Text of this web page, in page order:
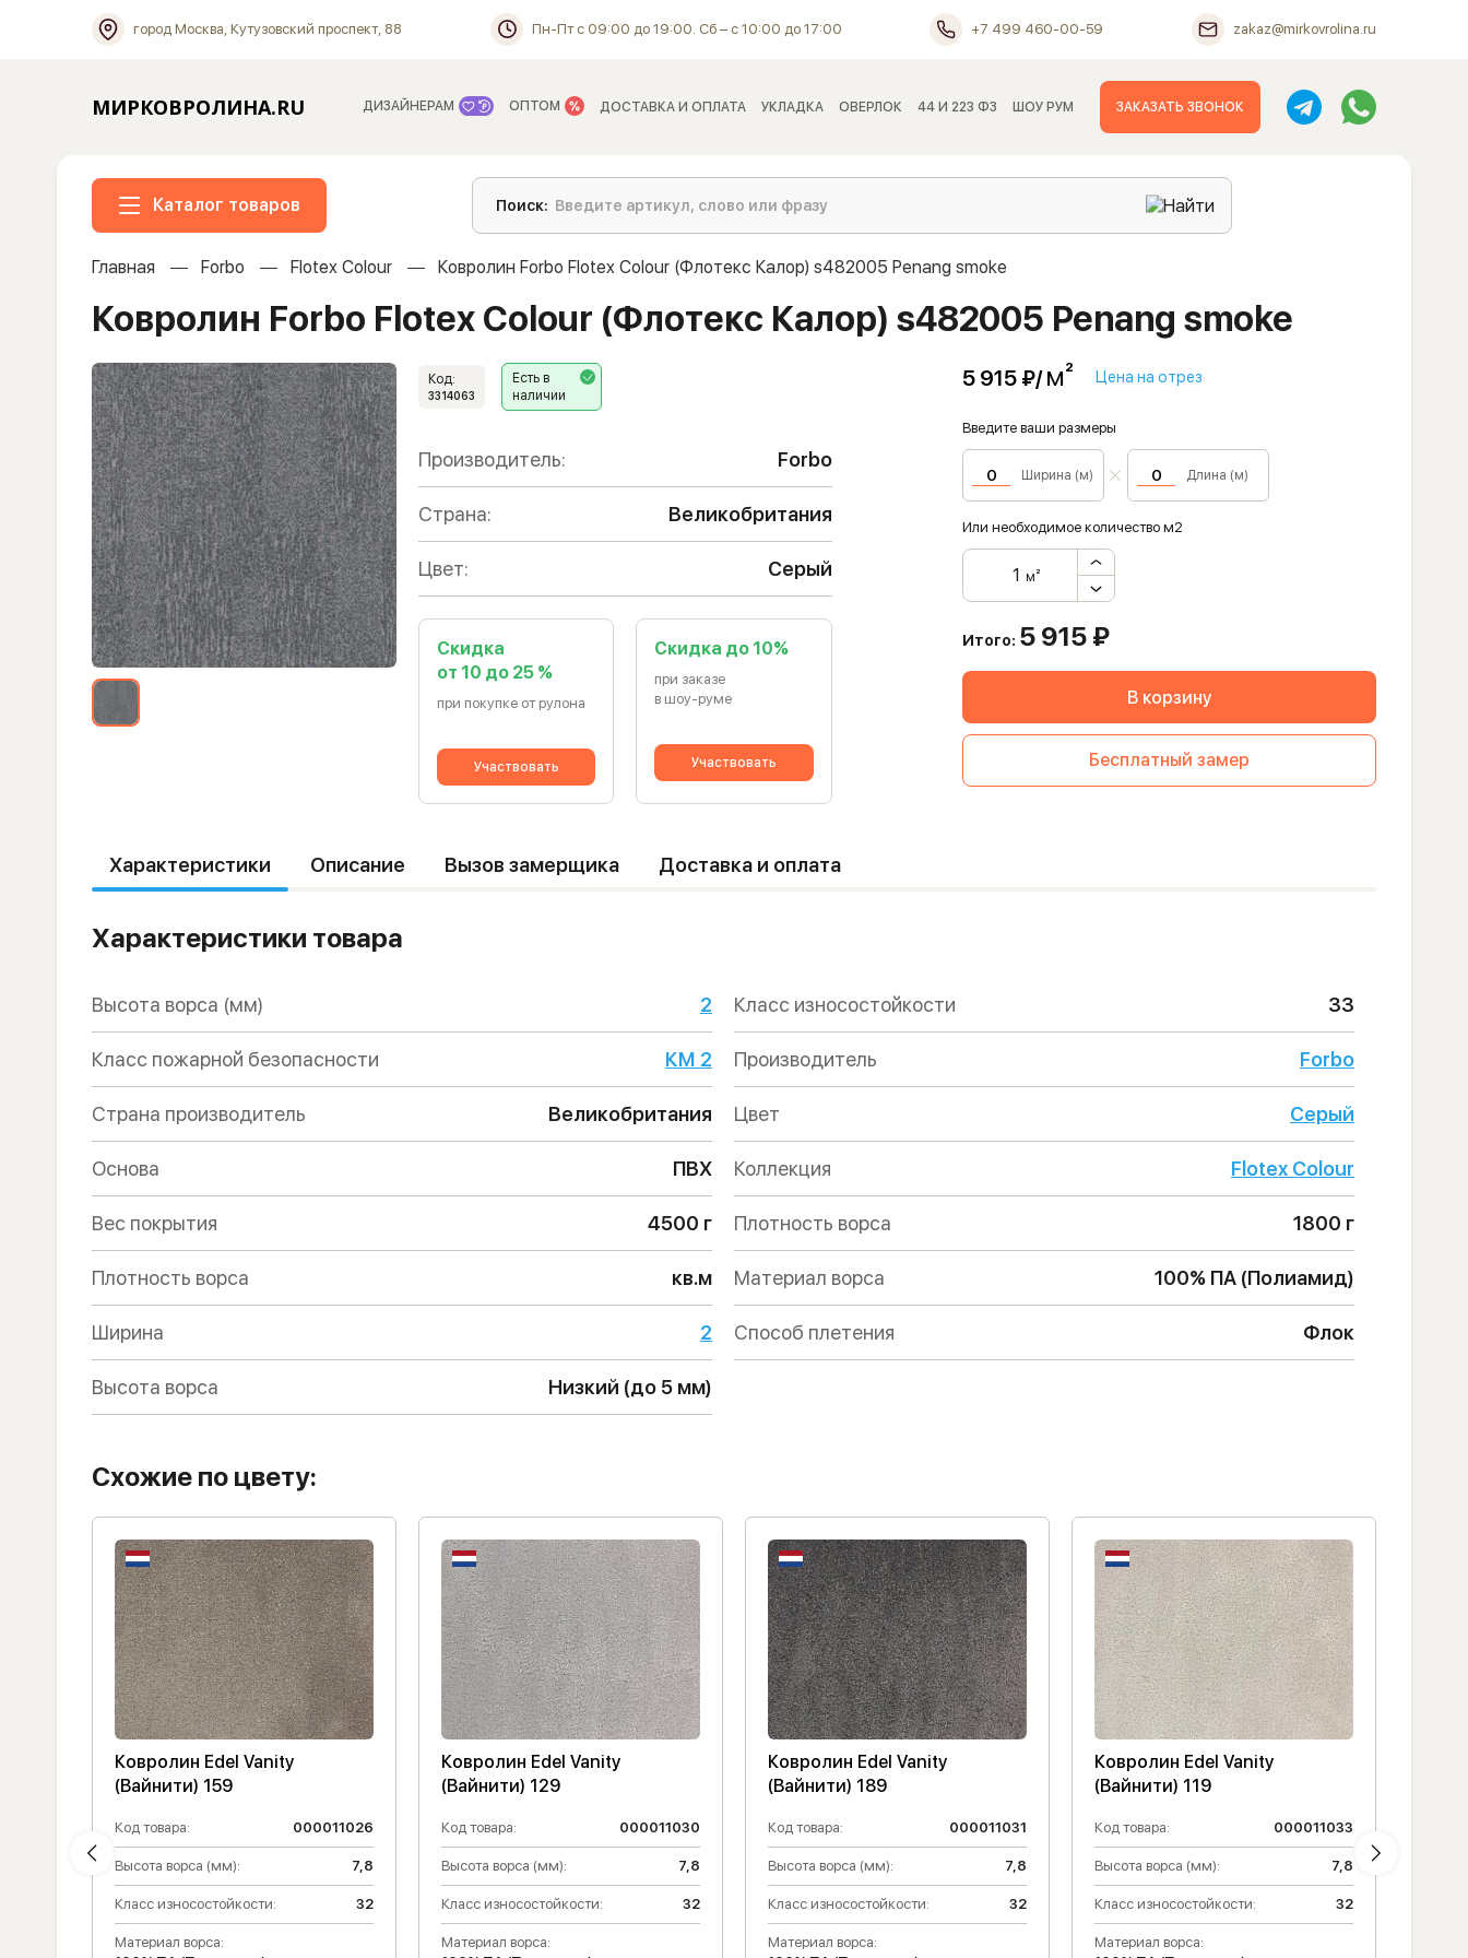
город Москва, Кутузовский проспект, 88 Пн-Пт с 09:00 до 19:00. Сб – с 10:00 до 17:00 +7 499 460-00-59 zakaz@mirkovrolina.ru
МИРКОВРОЛИНА.RU ДИЗАЙНЕРАМ ОПТОМ ДОСТАВКА И ОПЛАТА УКЛАДКА ОВЕРЛОК 44 И 223 ФЗ ШОУ РУМ ЗАКАЗАТЬ ЗВОНОК
Каталог товаров
Главная Forbo Flotex Colour Ковролин Forbo Flotex Colour (Флотекс Калор) s482005 Penang smoke
Ковролин Forbo Flotex Colour (Флотекс Калор) s482005 Penang smoke
Код:
3314063
Есть в
наличии
Производитель: Forbo
Страна: Великобритания
Цвет: Серый
Скидка
от 10 до 25 %
при покупке от рулона
Участвовать
Cкидка до 10%
при заказе
в шоу-руме
Участвовать
5 915 ₽/м² Цена на отрез
Введите ваши размеры
Ширина (м) Длина (м)
Или необходимое количество м2
м²
Итого: 5 915 ₽
В корзину
Бесплатный замер
Характеристики Описание Вызов замерщика Доставка и оплата
Характеристики товара
Высота ворса (мм) 2 Класс износостойкости 33
Класс пожарной безопасности КМ 2 Производитель Forbo
Страна производитель Великобритания Цвет Серый
Основа ПВХ Коллекция Flotex Colour
Вес покрытия 4500 г Плотность ворса 1800 г
Плотность ворса кв.м Материал ворса 100% ПА (Полиамид)
Ширина 2 Способ плетения Флок
Высота ворса Низкий (до 5 мм)
Схожие по цвету:
Ковролин Edel Vanity
(Вайнити) 159
Код товара: 000011026
Высота ворса (мм): 7,8
Класс износостойкости: 32
Материал ворса:
Ковролин Edel Vanity
(Вайнити) 129
Код товара: 000011030
Высота ворса (мм): 7,8
Класс износостойкости: 32
Материал ворса:
Ковролин Edel Vanity
(Вайнити) 189
Код товара: 000011031
Высота ворса (мм): 7,8
Класс износостойкости: 32
Материал ворса:
Ковролин Edel Vanity
(Вайнити) 119
Код товара: 000011033
Высота ворса (мм): 7,8
Класс износостойкости: 32
Материал ворса: